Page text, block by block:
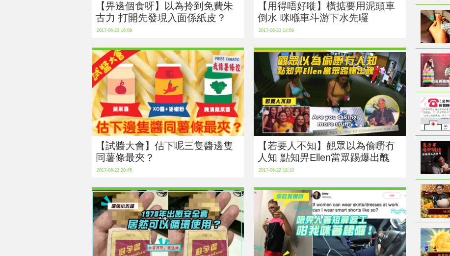
【畀邊個食呀】以為拎到免費朱
古力 打開先發現入面係紙皮？
2017-06-23 16:09
【用得唔好嘥】橫掂要用泥頭車
倒水 咪喺車斗游下水先囉
2017-06-23 14:59
【試醬大會】估下呢三隻醬邊隻
同薯條最夾？
2017-06-22 20:45
【若要人不知】觀眾以為偷嘢冇
人知 點知畀Ellen當眾踢爆出醜
2017-06-22 18:10